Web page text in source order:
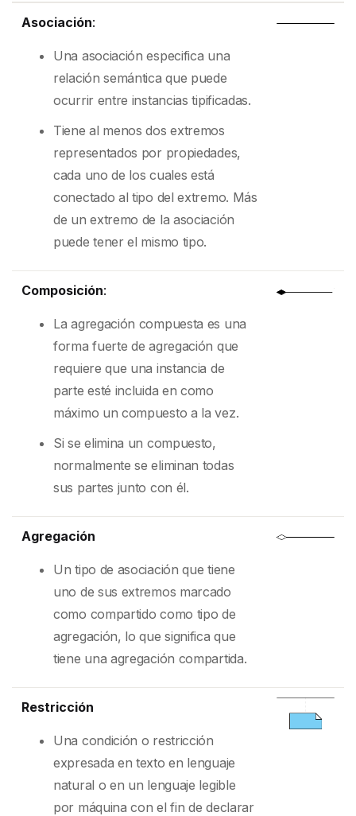
Asociación:
Una asociación especifica una
relación semántica que puede
ocurrir entre instancias tipificadas.
Tiene al menos dos extremos
representados por propiedades,
cada uno de los cuales está
conectado al tipo del extremo. Más
de un extremo de la asociación
puede tener el mismo tipo.
Composición:
La agregación compuesta es una
forma fuerte de agregación que
requiere que una instancia de
parte esté incluida en como
máximo un compuesto a la vez.
Si se elimina un compuesto,
normalmente se eliminan todas
sus partes junto con él.
Agregación
Un tipo de asociación que tiene
uno de sus extremos marcado
como compartido como tipo de
agregación, lo que significa que
tiene una agregación compartida.
Restricción
Una condición o restricción
expresada en texto en lenguaje
natural o en un lenguaje legible
por máquina con el fin de declarar